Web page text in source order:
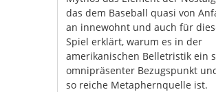
das dem Baseball quasi von
an innewohnt und auch für
Spiel erklärt, warum es in der
amerikanischen Belletristik ein
omnipräsenter Bezugspunkt
so reiche Metaphernquelle ist.